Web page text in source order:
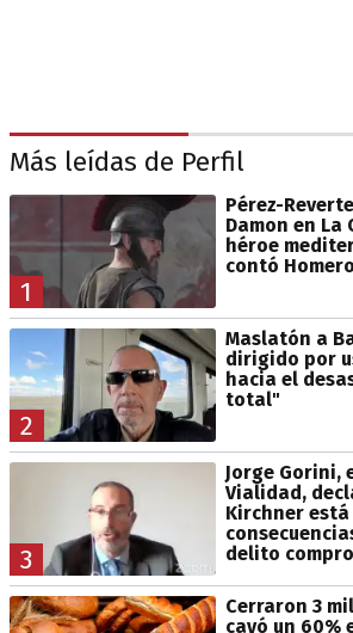
Más leídas de Perfil
1
Pérez-
Damon en La
héroe
contó
2
Maslatón a
dirigido por
hacia el
total"
3
Jorge Gorini,
Vialidad,
Kirchner
delito
Cerraron 3
cayó un 60%